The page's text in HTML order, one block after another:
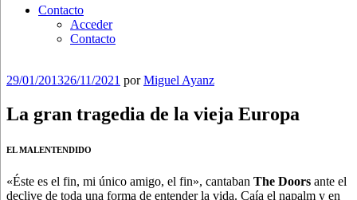
Contacto
Acceder
Contacto
Publicado
29/01/201326/11/2021 porMiguel Ayanz
La gran tragedia de la vieja Europa
EL MALENTENDIDO
«Éste es el fin, mi único amigo, el fin», cantaban The Doors ante el
declive de toda una forma de entender la vida. Caía el napalm y en